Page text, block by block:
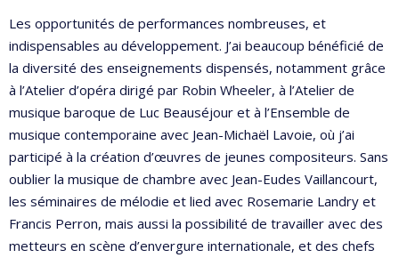
Les opportunités de performances nombreuses, et
indispensables au développement. J’ai beaucoup bénéficié de
la diversité des enseignements dispensés, notamment grâce
à l’Atelier d’opéra dirigé par Robin Wheeler, à l’Atelier de
musique baroque de Luc Beauséjour et à l’Ensemble de
musique contemporaine avec Jean-Michaël Lavoie, où j’ai
participé à la création d’œuvres de jeunes compositeurs. Sans
oublier la musique de chambre avec Jean-Eudes Vaillancourt,
les séminaires de mélodie et lied avec Rosemarie Landry et
Francis Perron, mais aussi la possibilité de travailler avec des
metteurs en scène d’envergure internationale, et des chefs